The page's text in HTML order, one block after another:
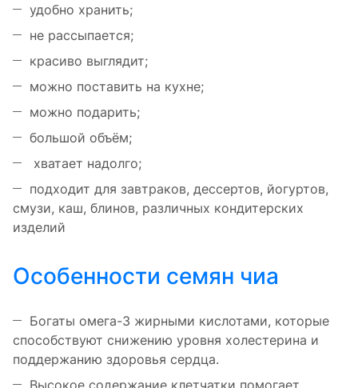
удобно хранить;
не рассыпается;
красиво выглядит;
можно поставить на кухне;
можно подарить;
большой объём;
хватает надолго;
подходит для завтраков, дессертов, йогуртов,
смузи, каш, блинов, различных кондитерских
изделий
Особенности семян чиа
Богаты омега-3 жирными кислотами, которые
способствуют снижению уровня холестерина и
поддержанию здоровья сердца.
Высокое содержание клетчатки помогает